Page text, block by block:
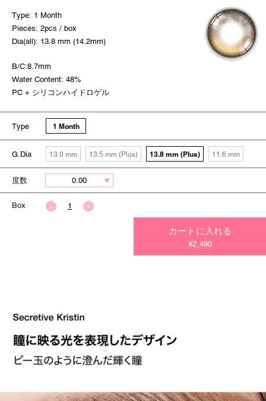
Type: 1 Month
Pieces: 2pcs / box
Dia(all): 13.8 mm (14.2mm)
B/C:8.7mm
Water Content: 48%
PC + シリコンハイドロゲル
Type 1 Month
G.Dia 13.0 mm 13.5 mm (Plus) 13.8 mm (Plus) 11.6 mm
度数
Box
カートに入れる
¥2,490